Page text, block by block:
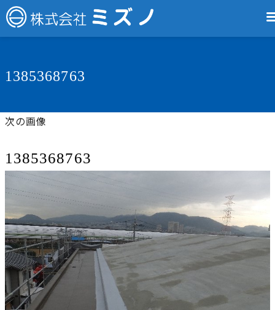
1385368763
次の画像
1385368763